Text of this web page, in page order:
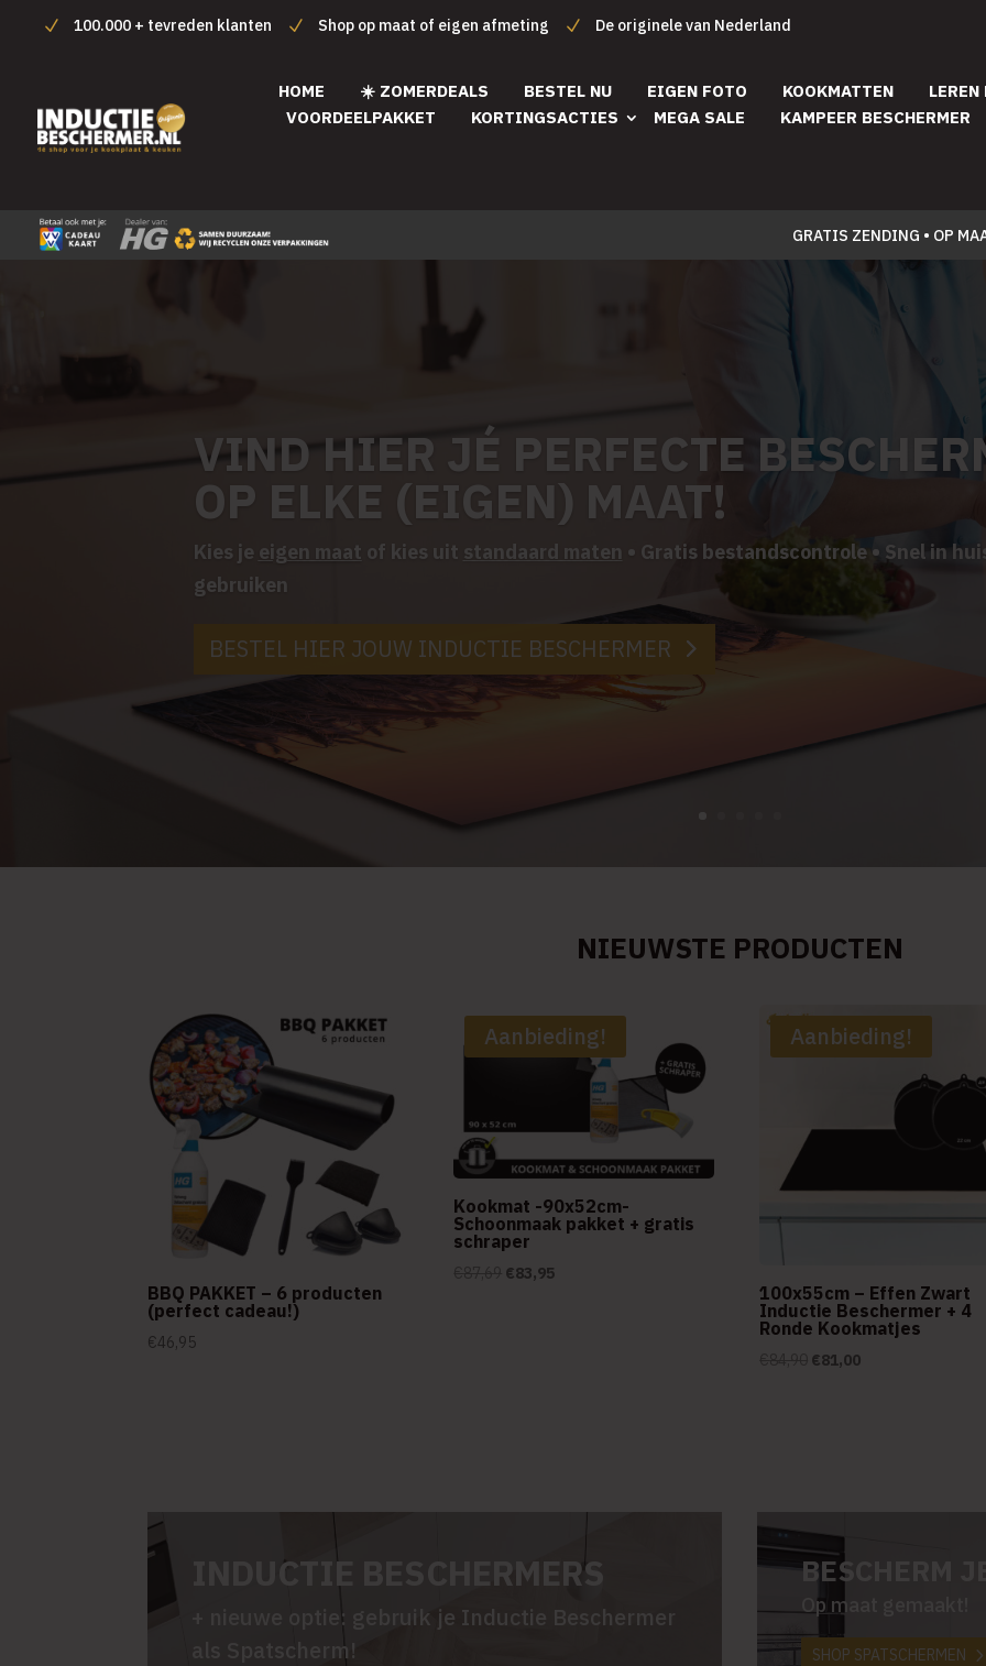
100.000 + tevreden klanten Shop op maat of eigen afmeting De originele van Nederland
HOME ☀️ ZOMERDEALS BESTEL NU EIGEN FOTO KOOKMATTEN
LEREN
VOORDEELPAKKET
KORTINGSACTIES MEGA SALE KAMPEER BESCHERMER
GRATIS ZENDING • OP
VIND HIER JÉ PERFECTE
OP ELKE (EIGEN) MAAT!
Kies je eigen maat of kies uit standaard maten • Gratis bestandscontrole • Snel in
gebruiken
BESTEL HIER JOUW INDUCTIE BESCHERMER
NIEUWSTE PRODUCTEN
BBQ PAKKET – 6 producten
(perfect cadeau!)
€46,95
Aanbieding!
Kookmat -90x52cm-
Schoonmaak pakket + gratis
schraper
Oorspronkelijke
€83,95Huidige
Aanbieding!
100x55cm – Effen Zwart
Inductie Beschermer + 4
Ronde Kookmatjes
Oorspronkelijke
€81,00Huidige
INDUCTIE BESCHERMERS
+ nieuwe optie: gebruik je Inductie Beschermer
als Spatscherm!
BESCHERM
Op maat gemaakt!
SHOP SPATSCHERMEN